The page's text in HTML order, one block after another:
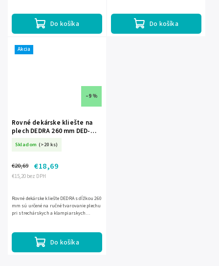
Do košíka Do košíka
Akcia
–9 %
Rovné dekárske kliešte na
plech DEDRA 260 mm DED-
Skladom (>20 ks)
€15,20 bez DPH
€20,69 €18,69
Do košíka
Rovné dekárske kliešte DEDRA s dĺžkou 260
mm sú určené na ručné tvarovanie plechu
pri strechárskych a klampiarskych